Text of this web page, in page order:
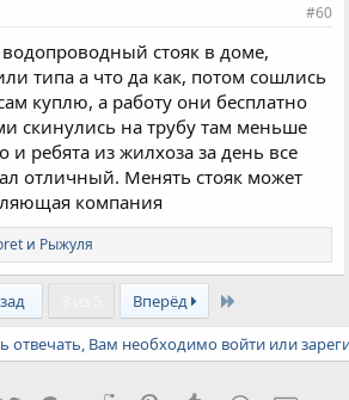
#60
стояк в доме,
типа а что да как, потом сошлись
куплю, а работу они бесплатно
скинулись на трубу там меньше
ребята из жилхоза за день все
отличный. Менять стояк может
компания
и Рыжуля
Вперёд
отвечать, Вам необходимо войти или